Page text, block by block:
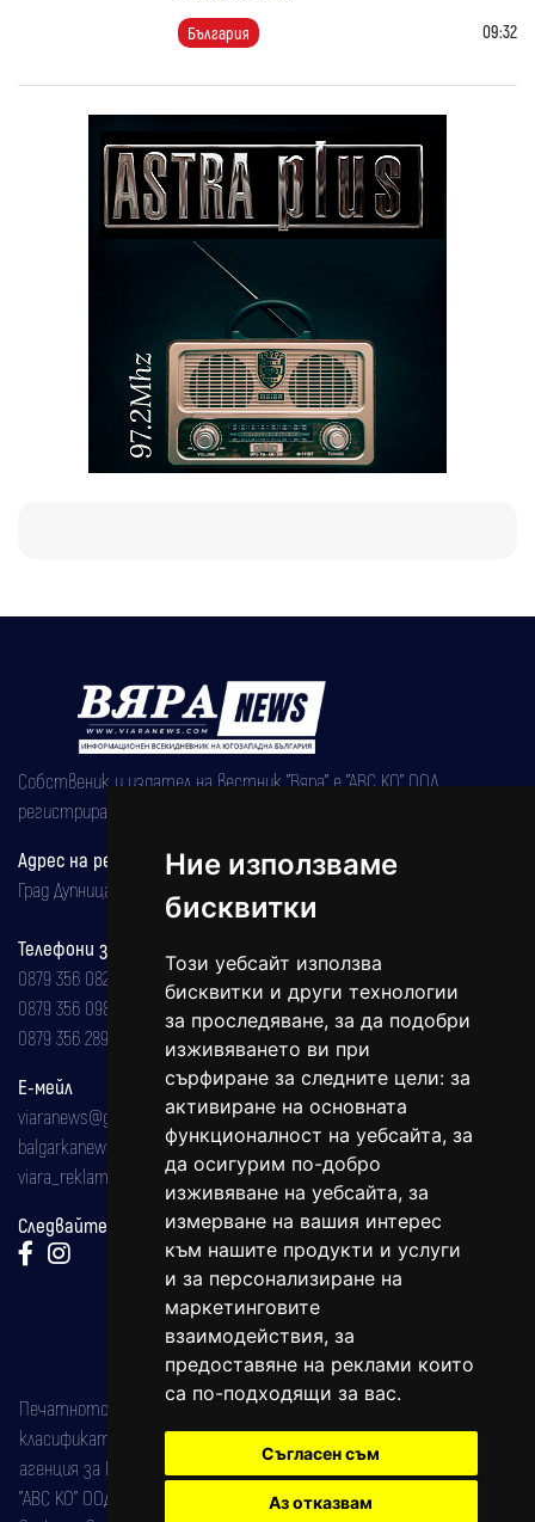
Ние използваме
бисквитки
Този уебсайт използва
бисквитки и други технологии
за проследяване, за да подобри
изживяването ви при
сърфиране за следните цели: за
активиране на основната
функционалност на уебсайта, за
да осигурим по-добро
изживяване на уебсайта, за
измерване на вашия интерес
към нашите продукти и услуги
и за персонализиране на
маркетинговите
взаимодействия, за
предоставяне на реклами които
са по-подходящи за вас.
Съгласен съм
Аз отказвам
България 09:32
Собственик и издател на вестник "Вяра" е "АВС КО" ООД,
регистрирана на 08.05.2002 година.
Адрес на редакцията
Град Дупница, ул.''Христо Ботев" 43
Телефони за реклама и абонаменти
0879 356 082
0879 356 098
0879 356 289
Е-мейл
viaranews@gmail.com
balgarkanews@gmail.com
viara_reklama@mail.bg
Следвайте ни:
Печатното издание на вестника е регистрирано в националния
класификатор на печатните издания (Българска национална
агенция за ISSN) под номер: ISSN 1312-4722.
"АВС КО" ООД е притежател на марката: Вяра информационен